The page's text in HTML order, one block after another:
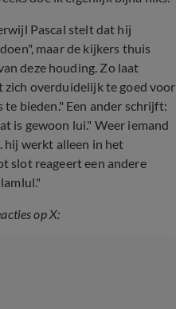
Pascal stelt dat hij
maar de kijkers thuis
deze houding. Zo laat
zich overduidelijk te goed voor
te bieden." Een ander schrijft:
is gewoon lui." Weer iemand
hij werkt alleen in het
slot reageert een andere
op X: